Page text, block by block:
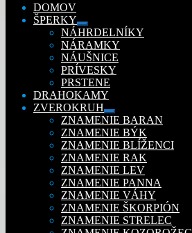
DOMOV
ŠPERKY
Rozbaliť
podradené
menu
NÁHRDELNÍKY
NÁRAMKY
NÁUŠNICE
PRÍVESKY
PRSTENE
DRAHOKAMY
ZVEROKRUH
Rozbaliť
podradené
menu
ZNAMENIE BARAN
ZNAMENIE BÝK
ZNAMENIE BLÍŽENCI
ZNAMENIE RAK
ZNAMENIE LEV
ZNAMENIE PANNA
ZNAMENIE VÁHY
ZNAMENIE ŠKORPIÓN
ZNAMENIE STRELEC